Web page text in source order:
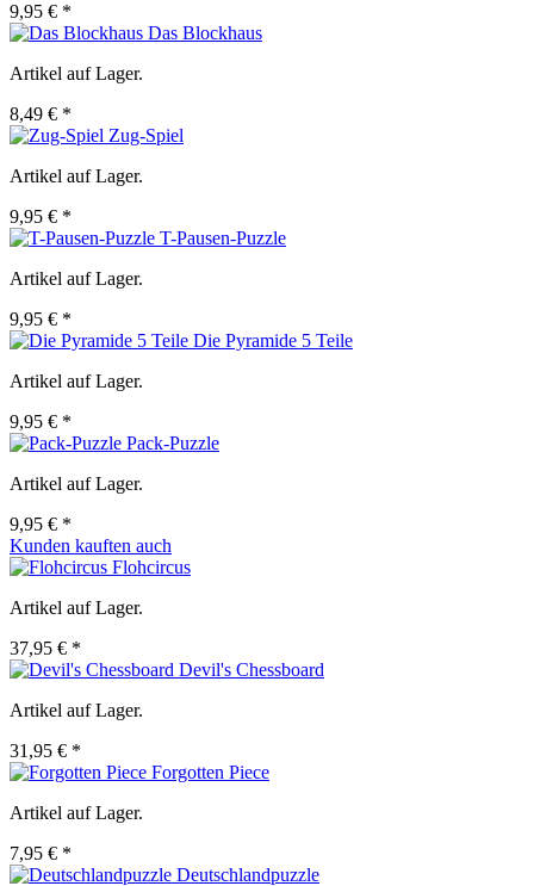
9,95 € *
Das Blockhaus
Artikel auf Lager.
8,49 € *
Zug-Spiel
Artikel auf Lager.
9,95 € *
T-Pausen-Puzzle
Artikel auf Lager.
9,95 € *
Die Pyramide 5 Teile
Artikel auf Lager.
9,95 € *
Pack-Puzzle
Artikel auf Lager.
9,95 € *
Kunden kauften auch
Flohcircus
Artikel auf Lager.
37,95 € *
Devil's Chessboard
Artikel auf Lager.
31,95 € *
Forgotten Piece
Artikel auf Lager.
7,95 € *
Deutschlandpuzzle